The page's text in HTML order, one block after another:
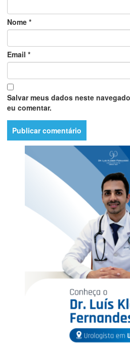
Nome *
Email *
Salvar meus dados neste
eu comentar.